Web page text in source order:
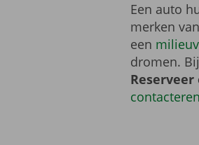
Een auto
merken
een
dromen.
contacteren